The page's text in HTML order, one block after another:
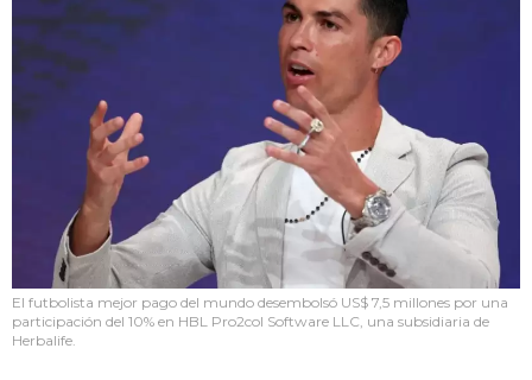
El futbolista mejor pago del mundo desembolsó US$ 7,5 millones por una
participación del 10% en HBL Pro2col Software LLC, una subsidiaria de
Herbalife.